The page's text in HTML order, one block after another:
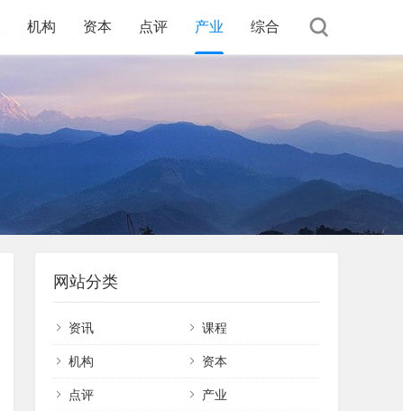
机构 资本 点评 产业 综合
网站分类
资讯 课程
机构 资本
点评 产业